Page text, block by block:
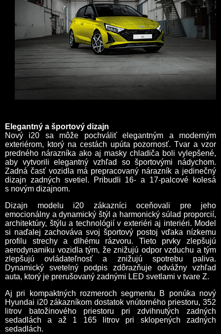
Elegantný a športový dizajn
Nový i20 sa môže pochváliť elegantným a moderným
exteriérom, ktorý na cestách upúta pozornosť. Tvar a vzor
predného nárazníka ako aj masky chladiča boli vylepšené,
aby vytvorili elegantný vzhľad so športovými nádychom.
Zadná časť vozidla má prepracovaný nárazník a jedinečný
dizajn zadných svetiel. Pribudli 16- a 17-palcové kolesá
s novým dizajnom.
Dizajn modelu i20 zákazníci oceňovali pre jeho
emocionálny a dynamický štýl a harmonický súlad proporcií,
architektúry, štýlu a technológií v exteriéri aj interiéri. Model
si naďalej zachováva svoj športový postoj vďaka nízkemu
profilu strechy a dlhému rázvoru. Tieto prvky zlepšujú
aerodynamiku vozidla tým, že znižujú odpor vzduchu a tým
zlepšujú ovládateľnosť a znižujú spotrebu paliva.
Dynamický svetelný podpis zdôrazňuje odvážny vzhľad
auta, ktorý je prerušovaný zadnými LED svetlami v tvare Z.
Aj pri kompaktných rozmeroch segmentu B ponúka nový
Hyundai i20 zákazníkom dostatok vnútorného priestoru, 352
litrov batožinového priestoru pri zdvihnutých zadných
sedadlách a až 1 165 litrov pri sklopených zadných
sedadlách.